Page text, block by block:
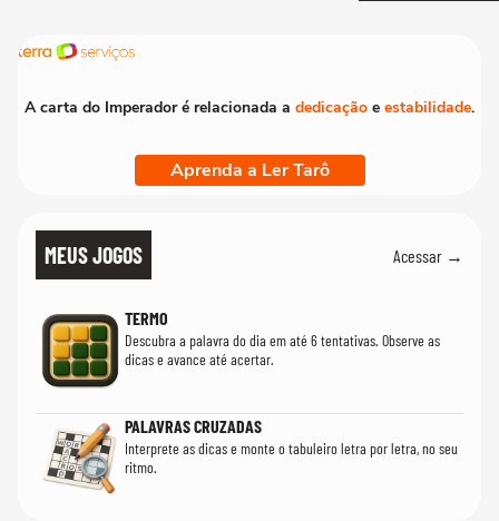
A carta do Imperador é relacionada a dedicação e estabilidade.
Aprenda a Ler Tarô
MEUS JOGOS Acessar →
TERMO
Descubra a palavra do dia em até 6 tentativas. Observe as
dicas e avance até acertar.
PALAVRAS CRUZADAS
Interprete as dicas e monte o tabuleiro letra por letra, no seu
ritmo.